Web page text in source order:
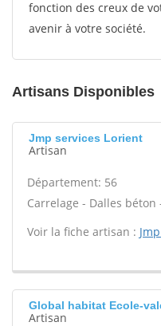
fonction des creux de
avenir à votre société.
Artisans Disponibles
Jmp services Lorient
Artisan
Département: 56
Carrelage - Dalles béton
Voir la fiche artisan :
Global habitat Ecole-
Artisan